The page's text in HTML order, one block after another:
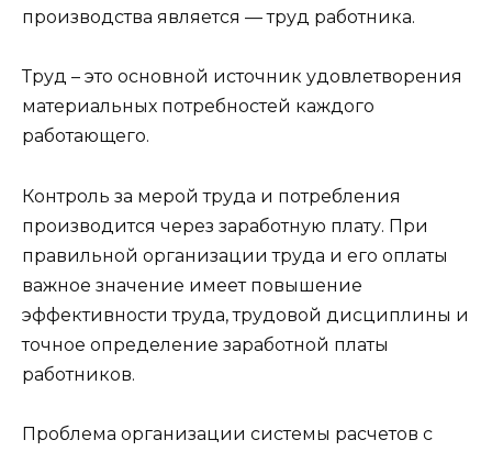
производства является — труд работника.
Труд – это основной источник удовлетворения
материальных потребностей каждого
работающего.
Контроль за мерой труда и потребления
производится через заработную плату. При
правильной организации труда и его оплаты
важное значение имеет повышение
эффективности труда, трудовой дисциплины и
точное определение заработной платы
работников.
Проблема организации системы расчетов с